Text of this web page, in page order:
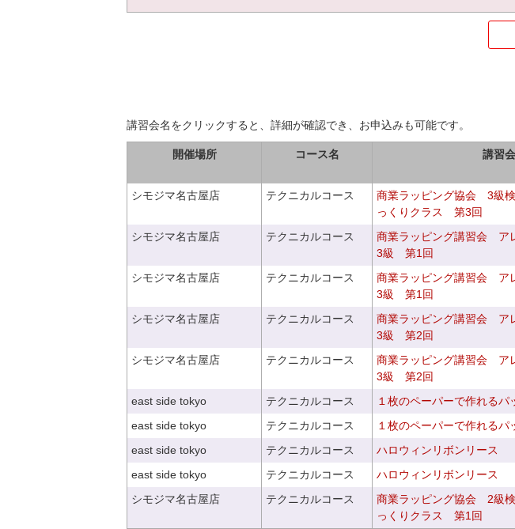
講習会名をクリックすると、詳細が確認でき、お申込みも可能です。
開催場所 コース名 講習
シモジマ名古屋店 テクニカルコース
商業ラッピング協会 3級
っくりクラス 第3回
シモジマ名古屋店 テクニカルコース
商業ラッピング講習会 ア
3級 第1回
シモジマ名古屋店 テクニカルコース
商業ラッピング講習会 ア
3級 第1回
シモジマ名古屋店 テクニカルコース
商業ラッピング講習会 ア
3級 第2回
シモジマ名古屋店 テクニカルコース
商業ラッピング講習会 ア
3級 第2回
east side tokyo テクニカルコース １枚のペーパーで作れるパ
east side tokyo
テクニカルコース １枚のペーパーで作れるパ
east side tokyo
テクニカルコース ハロウィンリボンリース
east side tokyo
テクニカルコース ハロウィンリボンリース
シモジマ名古屋店
テクニカルコース
商業ラッピング協会 2級
っくりクラス 第1回